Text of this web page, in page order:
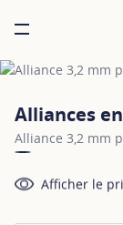
Burger toggle
Alliances
Alliance 3,2 mm
Afficher le